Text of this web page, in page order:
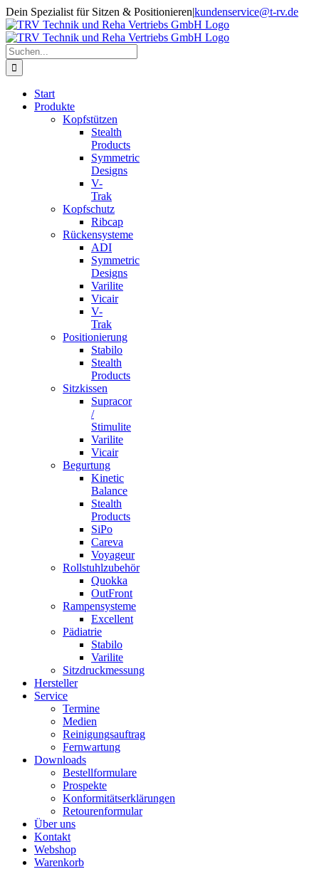
Zum
Inhalt
springen
Dein Spezialist für Sitzen & Positionieren|kundenservice@t-rv.de
Suche
nach:
Start
Produkte
Kopfstützen
Stealth
Products
Symmetric
Designs
V-
Trak
Kopfschutz
Ribcap
Rückensysteme
ADI
Symmetric
Designs
Varilite
Vicair
V-
Trak
Positionierung
Stabilo
Stealth
Products
Sitzkissen
Supracor
/
Stimulite
Varilite
Vicair
Begurtung
Kinetic
Balance
Stealth
Products
SiPo
Careva
Voyageur
Rollstuhlzubehör
Quokka
OutFront
Rampensysteme
Excellent
Pädiatrie
Stabilo
Varilite
Sitzdruckmessung
Hersteller
Service
Termine
Medien
Reinigungsauftrag
Fernwartung
Downloads
Bestellformulare
Prospekte
Konformitätserklärungen
Retourenformular
Über uns
Kontakt
Webshop
Warenkorb